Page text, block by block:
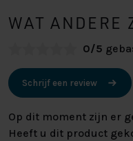
WAT ANDERE
0/5
Schrijf een review
Op dit moment zijn er
Heeft u dit product